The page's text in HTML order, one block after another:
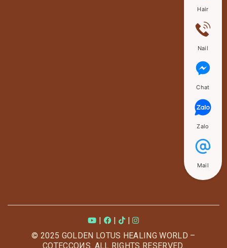
| |
|
© 2025 GOLDEN LOTUS HEALING WORLD –
COTECCOИS. ALL RIGHTS RESERVED.
Hair
Nail
Chat
Zalo
Mail